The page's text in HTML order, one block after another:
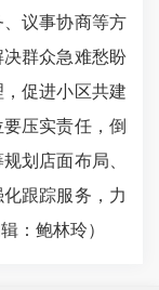
议事协商等方
群众急难愁盼
促进小区共建
压实责任，倒
划店面布局、
跟踪服务，力
：鲍林玲）